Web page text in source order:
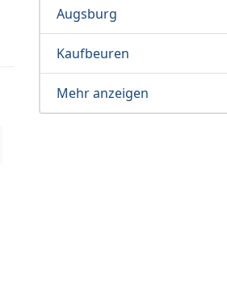
Augsburg
Kaufbeuren
Mehr anzeigen